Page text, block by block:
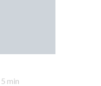
5 min